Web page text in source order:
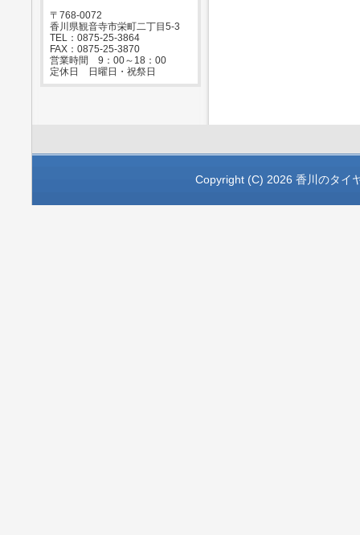
〒768-0072
香川県観音寺市栄町二丁目5-3
TEL：0875-25-3864
FAX：0875-25-3870
営業時間 9：00～18：00
定休日 日曜日・祝祭日
Copyright (C) 2026 香川のタイ